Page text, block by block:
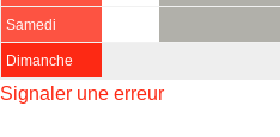
Samedi
Dimanche
Signaler une erreur